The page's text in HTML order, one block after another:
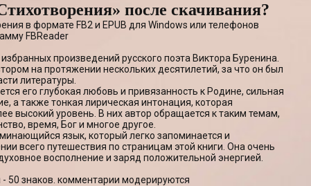
после скачивания?
в формате FB2 и EPUB для Windows или телефонов
FBReader
произведений русского поэта Виктора Буренина.
на протяжении нескольких десятилетий, за что он был
литературы.
его глубокая любовь и привязанность к Родине, сильная
а также тонкая лирическая интонация, которая
высокий уровень. В них автор обращается к таким темам,
время, Бог и многое другое.
язык, который легко запоминается и
всего путешествия по страницам этой книги. Она очень
восполнение и заряд положительной энергией.
50 знаков. комментарии модерируются